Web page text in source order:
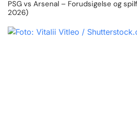
PSG vs Arsenal – Forudsigelse og
2026)